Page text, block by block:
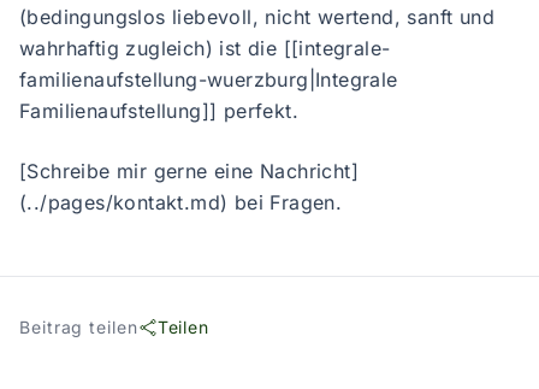
(bedingungslos liebevoll, nicht wertend, sanft und
wahrhaftig zugleich) ist die [[integrale-
familienaufstellung-wuerzburg|Integrale
Familienaufstellung]] perfekt.
[Schreibe mir gerne eine Nachricht]
(../pages/kontakt.md) bei Fragen.
Beitrag teilen Teilen